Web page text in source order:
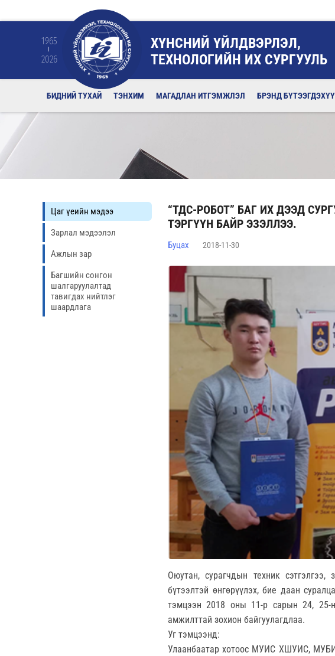
1965
2026
ХҮНСНИЙ ҮЙЛДВЭРЛЭЛ,
ТЕХНОЛОГИЙН ИХ СУРГУУЛЬ
БИДНИЙ ТУХАЙ ТЭНХИМ МАГАДЛАН ИТГЭМЖЛЭЛ БРЭНД
Цаг үеийн мэдээ
Зарлал мэдээлэл
Ажлын зар
Багшийн сонгон
шалгаруулалтад
тавигдах нийтлэг
шаардлага
“ТДС-РОБОТ” БАГ ИХ ДЭЭД
ТЭРГҮҮН БАЙР ЭЗЭЛЛЭЭ.
Буцах 2018-11-30
Оюутан, сурагчдын техник
бүтээлтэй өнгөрүүлэх, бие даан
тэмцээн 2018 оны 11-р сарын 24,
амжилттай зохион байгуулагдлаа.
Уг тэмцээнд:
Улаанбаатар хотоос МУИС ХШУИС,